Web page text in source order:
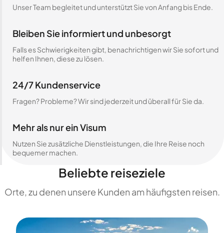
Unser Team begleitet und unterstützt Sie von Anfang bis Ende.
Bleiben Sie informiert und unbesorgt
Falls es Schwierigkeiten gibt, benachrichtigen wir Sie sofort und
helfen Ihnen, diese zu lösen.
24/7 Kundenservice
Fragen? Probleme? Wir sind jederzeit und überall für Sie da.
Mehr als nur ein Visum
Nutzen Sie zusätzliche Dienstleistungen, die Ihre Reise noch
bequemer machen.
Beliebte reiseziele
Orte, zu denen unsere Kunden am häufigsten reisen.